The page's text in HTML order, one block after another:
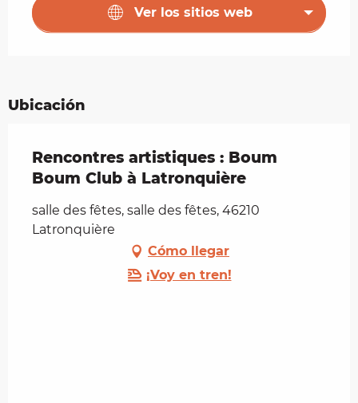
Ver los sitios web
Ubicación
Rencontres artistiques : Boum
Boum Club à Latronquière
salle des fêtes, salle des fêtes, 46210
Latronquière
Cómo llegar
¡Voy en tren!